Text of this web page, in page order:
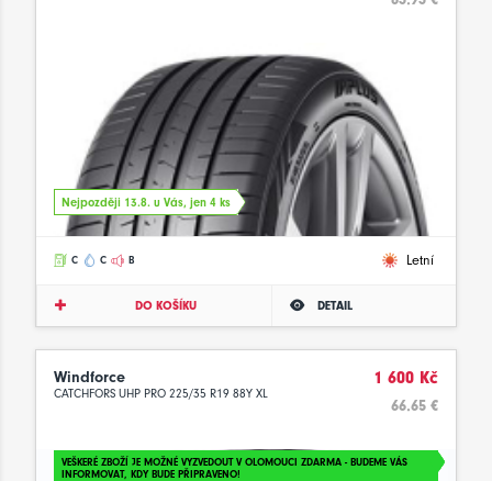
Nejpozději 13.8. u Vás, jen 4 ks
C C B Letní
DO KOŠÍKU DETAIL
Windforce
CATCHFORS UHP PRO 225/35 R19 88Y XL
1 600 Kč
66.65 €
VEŠKERÉ ZBOŽÍ JE MOŽNÉ VYZVEDOUT V OLOMOUCI ZDARMA - BUDEME VÁS
INFORMOVAT, KDY BUDE PŘIPRAVENO!